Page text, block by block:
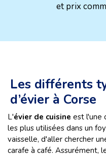
et prix
Les différents
d’évier à Corse
L'évier de cuisine est l'une
les plus utilisées dans un
vaisselle, d'aller chercher
carafe à café. Assurément,